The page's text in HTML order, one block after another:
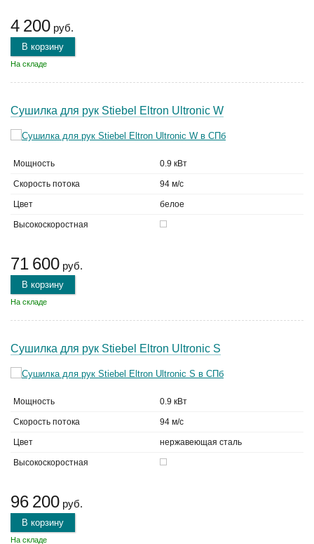
4 200 руб.
В корзину
На складе
Сушилка для рук Stiebel Eltron Ultronic W
Мощность 0.9 кВт
Скорость потока 94 м/с
Цвет белое
Высокоскоростная
71 600 руб.
В корзину
На складе
Сушилка для рук Stiebel Eltron Ultronic S
Мощность 0.9 кВт
Скорость потока 94 м/с
Цвет нержавеющая сталь
Высокоскоростная
96 200 руб.
В корзину
На складе